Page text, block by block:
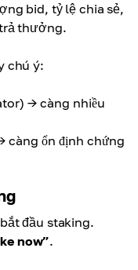
bid, tỷ lệ chia sẻ,
thưởng.
chú ý:
→ càng nhiều
càng ổn định chứng
đầu staking.
now”.